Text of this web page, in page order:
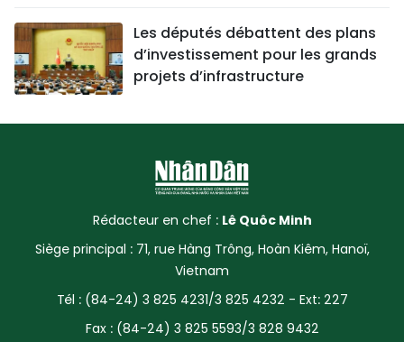
Les députés débattent des plans
d’investissement pour les grands
projets d’infrastructure
Rédacteur en chef : Lê Quôc Minh
Siège principal : 71, rue Hàng Trông, Hoàn Kiêm, Hanoï,
Vietnam
Tél : (84-24) 3 825 4231/3 825 4232 - Ext: 227
Fax : (84-24) 3 825 5593/3 828 9432